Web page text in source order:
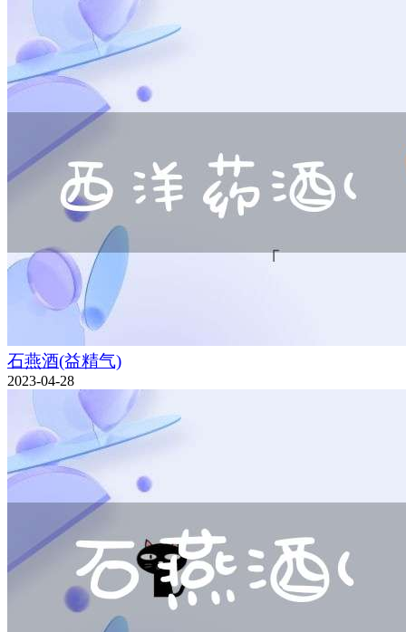
石燕酒(益精气)
2023-04-28